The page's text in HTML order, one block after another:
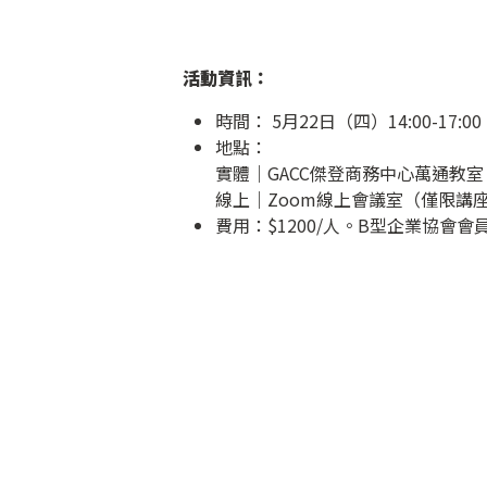
活動資訊：
時間： 5月22日（四）14:00-17:00
地點：
實體｜GACC傑登商務中心萬通教
線上｜Zoom線上會議室（僅限講
費用：$1200/人。B型企業協會會